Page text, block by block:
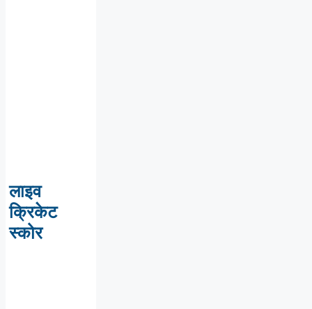
लाइव
क्रिकेट
स्कोर